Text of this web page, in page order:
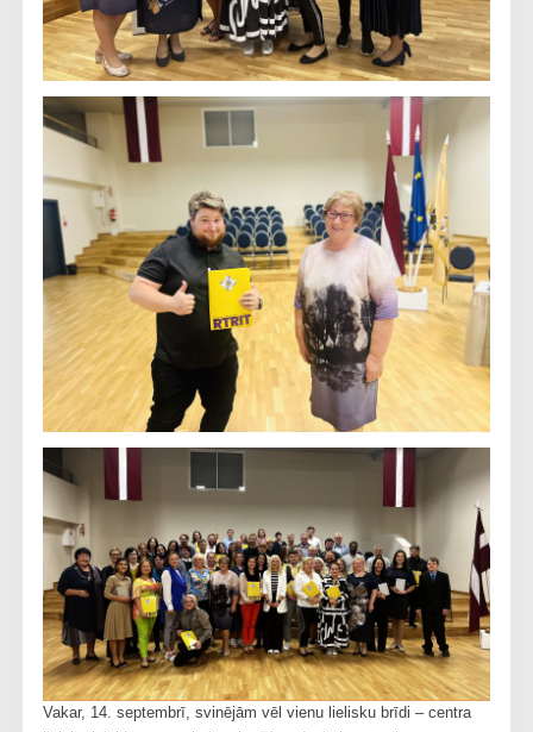
Vakar, 14. septembrī, svinējām vēl vienu lielisku brīdi – centra